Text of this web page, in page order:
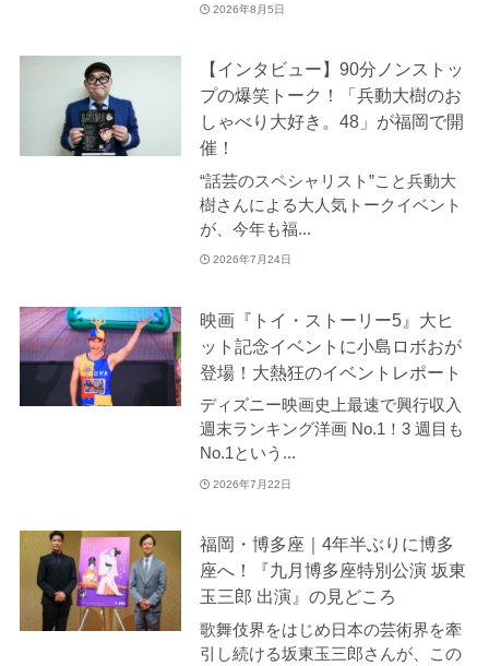
2026年8月5日
【インタビュー】90分ノンストッ
プの爆笑トーク！「兵動大樹のお
しゃべり大好き。48」が福岡で開
催！
“話芸のスペシャリスト”こと兵動大
樹さんによる大人気トークイベント
が、今年も福...
2026年7月24日
映画『トイ・ストーリー5』大ヒ
ット記念イベントに小島ロボおが
登場！大熱狂のイベントレポート
ディズニー映画史上最速で興行収入
週末ランキング洋画 No.1！3 週目も
No.1という...
2026年7月22日
福岡・博多座｜4年半ぶりに博多
座へ！『九月博多座特別公演 坂東
玉三郎 出演』の見どころ
歌舞伎界をはじめ日本の芸術界を牽
引し続ける坂東玉三郎さんが、この